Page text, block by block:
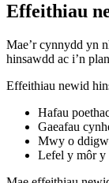
Effeithiau
Mae’r cynnydd yn
hinsawdd ac i’n
Effeithiau newid
Hafau
Gaeafau
Mwy o
Lefel y môr y